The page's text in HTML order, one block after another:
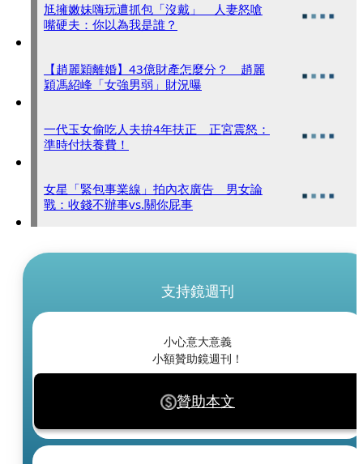
尪擁嫩妹嗨玩遭抓包「沒戴」 人妻怒嗆
嘴硬夫：你以為我是誰？
【趙麗穎離婚】43億財產怎麼分？ 趙麗
穎馮紹峰「女強男弱」財況曝
一代玉女偷吃人夫拚4年扶正 正宮震怒：
準時付扶養費！
女星「緊包事業線」拍內衣廣告 男女論
戰：收錢不辦事vs.關你屁事
支持鏡週刊
小心意大意義
小額贊助鏡週刊！
贊助本文